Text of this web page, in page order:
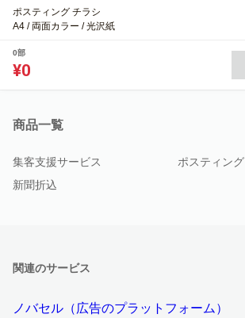
ポスティング チラシ
A4 / 両面カラー / 光沢紙
0部
¥0
商品一覧
集客支援サービス
ポスティング
新聞折込
関連のサービス
ノバセル（広告のプラットフォーム）